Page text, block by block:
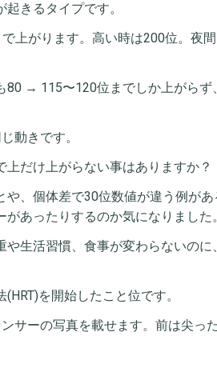
きるタイプです。
上がります。高い時は200位。夜
80 → 115〜120位までしか上がらず
動きです。
だけ上がらない事はありますか？
、個体差で30位数値が違う例が
あったりするのか気になりました。
生活習慣、食事が変わらないのに
を開始したこと位です。
サーの写真を載せます。前は尖っ